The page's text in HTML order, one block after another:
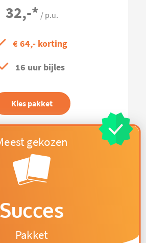
32,-* / p.u.
€ 64,- korting
16 uur bijles
Kies pakket
Succes
Pakket